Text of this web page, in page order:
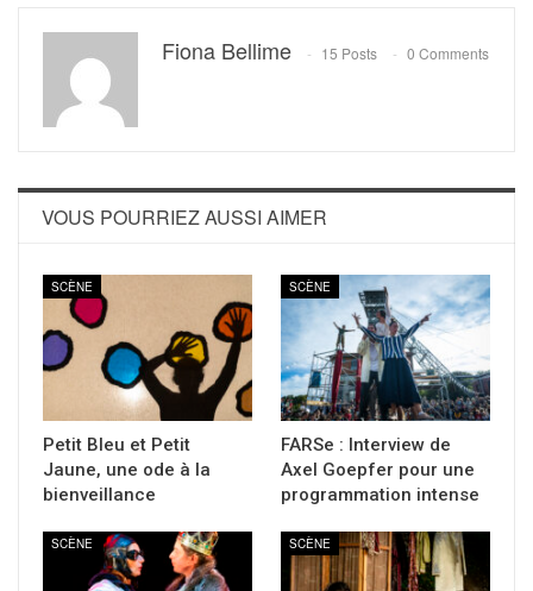
Fiona Bellime 15 Posts 0 Comments
VOUS POURRIEZ AUSSI AIMER
SCÈNE
Petit Bleu et Petit
Jaune, une ode à la
bienveillance
SCÈNE
FARSe : Interview de
Axel Goepfer pour une
programmation intense
SCÈNE SCÈNE